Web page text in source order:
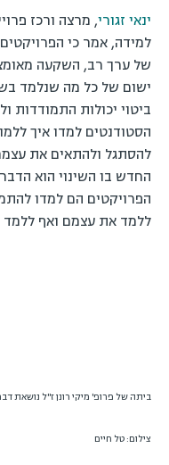
ינאי זגורי, מרצה ורכז
למידה, אמר כי הפרויקטים
של ערך רב, השקעה
ישום של כל מה שנלמד
ביטוי יכולות התמודדות
הסטודנטים למדו איך
להסתגל ולהתאים את
החדש בו השינוי הוא
הפרויקטים הם למדו
ללמד את עצמם ואף ללמד
ביתה של פרופ' מיקי רונן ז"ל נושאת
צילום: טל חיים